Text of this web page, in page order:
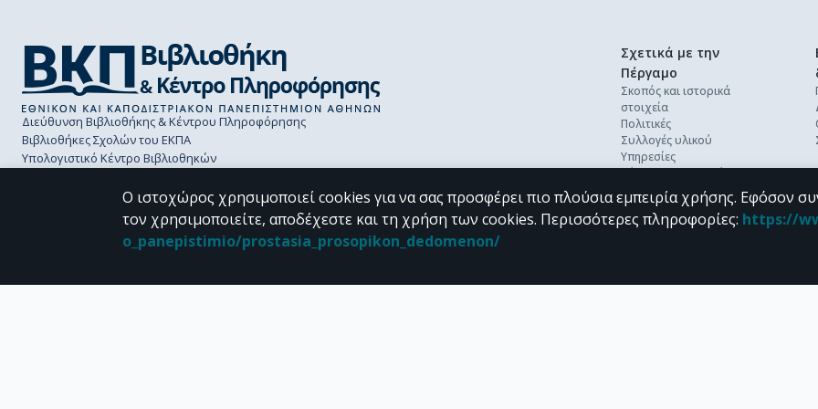
Διεύθυνση Βιβλιοθήκης & Κέντρου Πληροφόρησης
Βιβλιοθήκες Σχολών του ΕΚΠΑ
Υπολογιστικό Κέντρο Βιβλιοθηκών
Σχετικά με την
Πέργαμο
Σκοπός και ιστορικά
στοιχεία
Πολιτικές
Συλλογές υλικού
Υπηρεσίες
Βέλτιστες πρακτικές
Ανοικτή επιστήμη
Διεθνή πρότυπα &
διαλειτουργικότητα
Ο ιστοχώρος χρησιμοποιεί cookies για να σας προσφέρει πιο πλούσια εμπειρία χρήσης. Εφόσον
τον χρησιμοποιείτε, αποδέχεστε και τη χρήση των cookies. Περισσότερες πληροφορίες: https://
o_panepistimio/prostasia_prosopikon_dedomenon/